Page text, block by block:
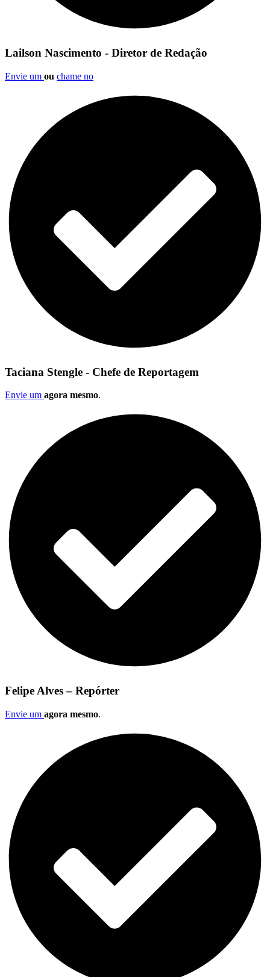
Lailson Nascimento - Diretor de Redação
Envie um ou chame no
Taciana Stengle - Chefe de Reportagem
Envie um agora mesmo.
Felipe Alves – Repórter
Envie um agora mesmo.